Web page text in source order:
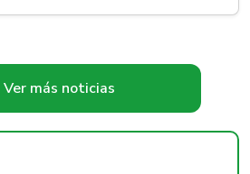
Ver más noticias